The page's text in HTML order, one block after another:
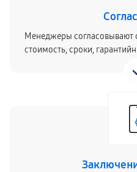
Менеджеры согласовывают
стоимость, сроки,